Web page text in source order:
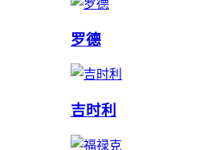
罗德
吉时利